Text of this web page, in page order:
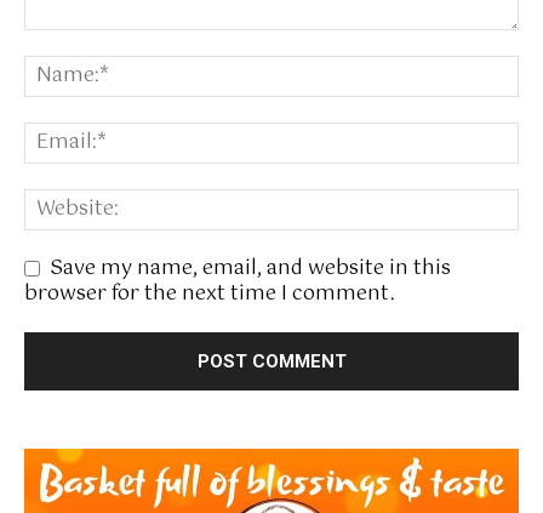
Save my name, email, and website in this
browser for the next time I comment.